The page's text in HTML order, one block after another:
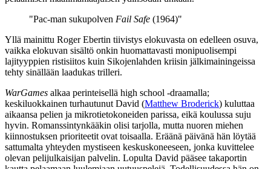
"Pac‑man sukupolven Fail Safe (1964)"
Yllä mainittu Roger Ebertin tiivistys elokuvasta on edelleen osuva,
vaikka elokuvan sisältö onkin huomattavasti monipuolisempi
lajityyppien ristisiitos kuin Sikojenlahden kriisin jälkimainingeissa
tehty sinällään laadukas trilleri.
WarGames alkaa perinteisellä high school ‑draamalla;
keskiluokkainen turhautunut David (Matthew Broderick) kuluttaa
aikaansa pelien ja mikrotietokoneiden parissa, eikä koulussa suju
hyvin. Romanssintynkääkin olisi tarjolla, mutta nuoren miehen
kiinnostuksen prioriteetit ovat toisaalla. Eräänä päivänä hän löytää
sattumalta yhteyden mystiseen keskuskoneeseen, jonka kuvittelee
olevan pelijulkaisijan palvelin. Lopulta David pääsee takaportin